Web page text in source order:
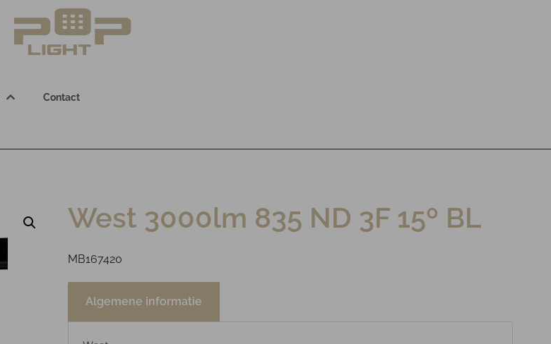
Contact
West 3000lm 835 ND 3F 15º BL
MB167420
Algemene informatie